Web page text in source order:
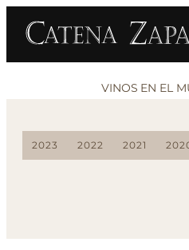
VINOS EN EL
2023 2022 2021